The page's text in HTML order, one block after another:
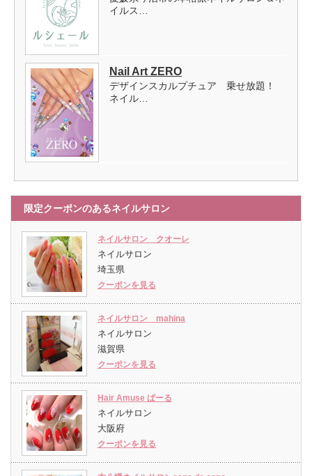
イルス…
Nail Art ZERO
デザインスカルプチュア 乗せ放題！
ネイル…
限定クーポンのあるネイルサロン
ネイルサロン クオーレ
ネイルサロン
埼玉県
クーポンを見る
ネイルサロン mahina
ネイルサロン
滋賀県
クーポンを見る
Hair Amuse ぱーる
ネイルサロン
大阪府
クーポンを見る